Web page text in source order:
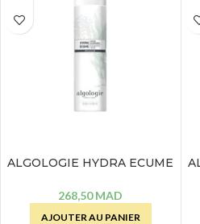
ALGOLOGIE HYDRA ECUME
ML
268,50MAD
AJOUTER AU PANIER